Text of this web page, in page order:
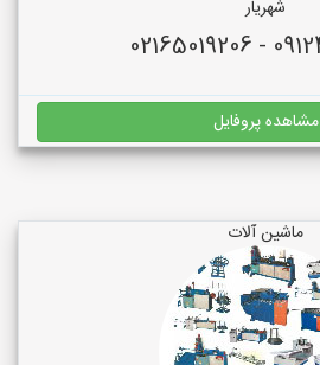
شهریار
مشاهده پروفایل
ماشین آلات